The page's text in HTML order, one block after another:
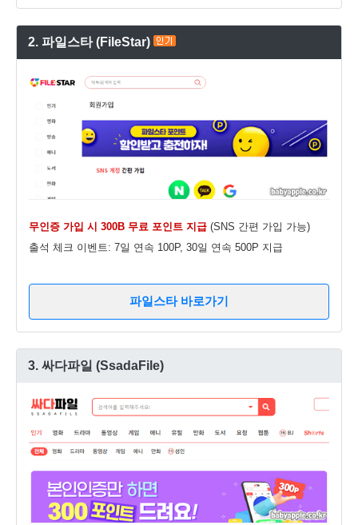
2. 파일스타 (FileStar)
무인증 가입 시 300B 무료 포인트 지급 (SNS 간편 가입 가능)
출석 체크 이벤트: 7일 연속 100P, 30일 연속 500P 지급
파일스타 바로가기
3. 싸다파일 (SsadaFile)